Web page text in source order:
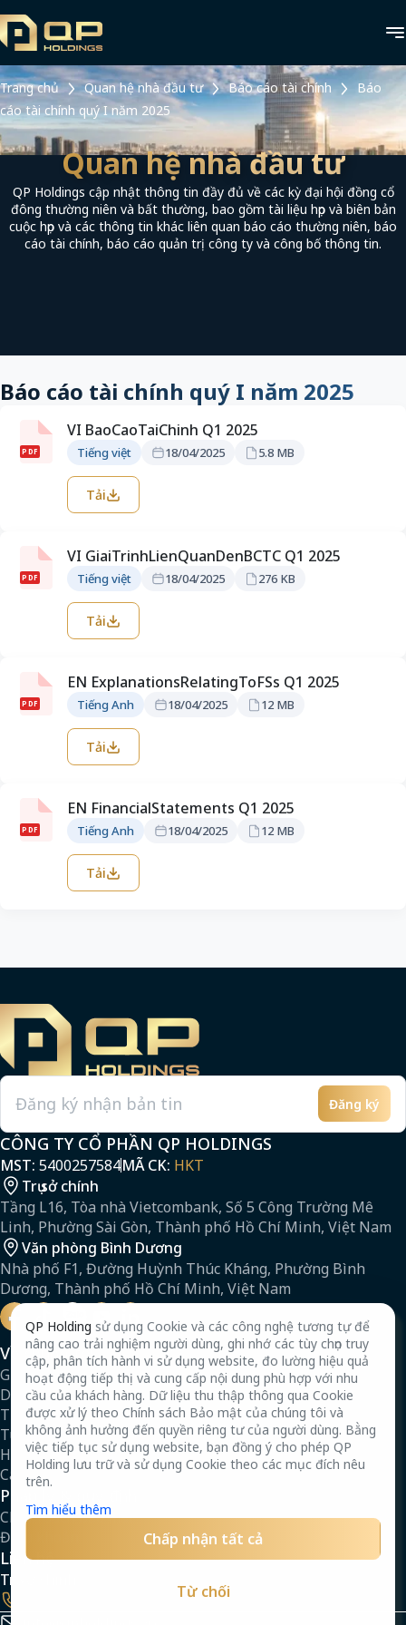
Trang chủ Quan hệ nhà đầu tư Báo cáo tài chính
Báo
cáo tài chính quý I năm 2025
Quan hệ nhà đầu tư
QP Holdings cập nhật thông tin đầy đủ về các kỳ đại hội đồng cổ
đông thường niên và bất thường, bao gồm tài liệu họp và biên bản
cuộc họp và các thông tin khác liên quan báo cáo thường niên, báo
cáo tài chính, báo cáo quản trị công ty và công bố thông tin.
Báo cáo tài chính quý I năm 2025
PDF
VI BaoCaoTaiChinh Q1 2025
Tiếng việt 18/04/2025 5.8 MB
Tải
PDF
VI GiaiTrinhLienQuanDenBCTC Q1 2025
Tiếng việt 18/04/2025 276 KB
Tải
PDF
EN ExplanationsRelatingToFSs Q1 2025
Tiếng Anh 18/04/2025 12 MB
Tải
PDF
EN FinancialStatements Q1 2025
Tiếng Anh 18/04/2025 12 MB
Tải
Email Đăng ký
CÔNG TY CỔ PHẦN QP HOLDINGS
MST: 5400257584MÃ CK: HKT
Trụ sở chính
Tầng L16, Tòa nhà Vietcombank, Số 5 Công Trường Mê
Linh, Phường Sài Gòn, Thành phố Hồ Chí Minh, Việt Nam
Văn phòng Bình Dương
Nhà phố F1, Đường Huỳnh Thúc Kháng, Phường Bình
Dương, Thành phố Hồ Chí Minh, Việt Nam
Về chúng tôi
Giới thiệu
Dự án
Tin tức
Tuyển dụng
Hồ sơ năng lực
Câu hỏi thường gặp
Pháp lý & quy định
Chính sách bảo mật
Điều khoản
Liên hệ
Trụ sở chính
QP Holding sử dụng Cookie và các công nghệ tương tự để
nâng cao trải nghiệm người dùng, ghi nhớ các tùy chọn truy
cập, phân tích hành vi sử dụng website, đo lường hiệu quả
hoạt động tiếp thị và cung cấp nội dung phù hợp với nhu
cầu của khách hàng. Dữ liệu thu thập thông qua Cookie
được xử lý theo Chính sách Bảo mật của chúng tôi và
không ảnh hưởng đến quyền riêng tư của người dùng. Bằng
việc tiếp tục sử dụng website, bạn đồng ý cho phép QP
Holding lưu trữ và sử dụng Cookie theo các mục đích nêu
trên.
Tìm hiểu thêm
Từ chối
Chấp nhận tất cả